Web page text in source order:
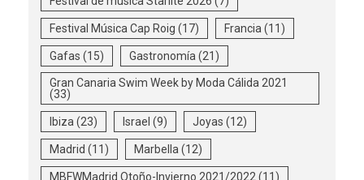
Festival Música Cap Roig (17) Francia (11)
Gafas (15) Gastronomía (21)
Gran Canaria Swim Week by Moda Cálida 2021
(33)
Ibiza (23) Israel (9) Joyas (12)
Madrid (11) Marbella (12)
MBFWMadrid Otoño-Invierno 2021/2022 (11)